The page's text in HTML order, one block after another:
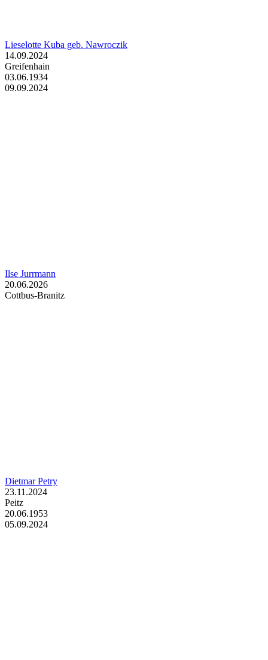
Lieselotte Kuba geb. Nawroczik
14.09.2024
Greifenhain
03.06.1934
09.09.2024
Ilse Jurrmann
20.06.2026
Cottbus-Branitz
Dietmar Petry
23.11.2024
Peitz
20.06.1953
05.09.2024